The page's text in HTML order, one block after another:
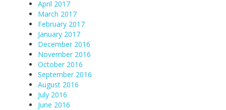
April 2017
March 2017
February 2017
January 2017
December 2016
November 2016
October 2016
September 2016
August 2016
July 2016
June 2016